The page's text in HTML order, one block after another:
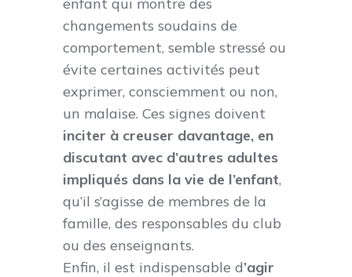
changements soudains de
comportement, semble stressé ou
évite certaines activités peut
exprimer, consciemment ou non,
un malaise. Ces signes doivent
inciter à creuser davantage, en
discutant avec d’autres adultes
impliqués dans la vie de l’enfant,
qu’il s’agisse de membres de la
famille, des responsables du club
ou des enseignants.
Enfin, il est indispensable d’agir